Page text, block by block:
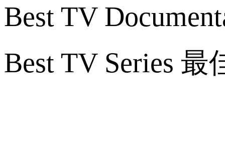
Best TV
Best TV Series